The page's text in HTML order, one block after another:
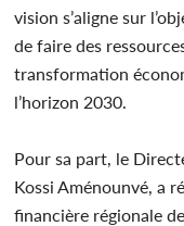
vision s’aligne sur
de faire des
transformation
l’horizon 2030.
Pour sa part, le
Kossi Aménounvé, a
financière régionale